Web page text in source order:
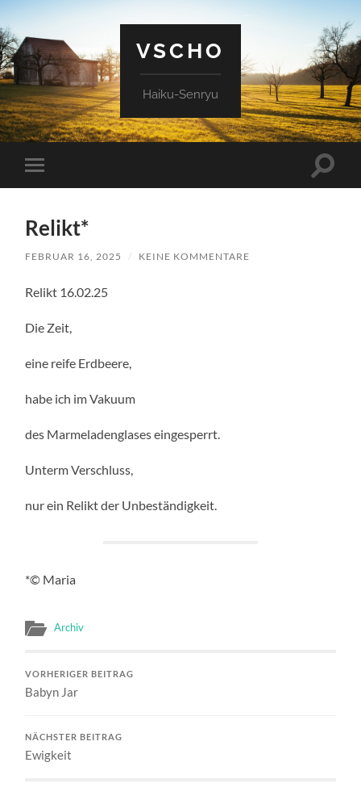
VSCHO
Haiku-Senryu
Mobile-
Menü
Relikt*
FEBRUAR 16, 2025 / KEINE KOMMENTARE
Relikt 16.02.25
Die Zeit,
eine reife Erdbeere,
habe ich im Vakuum
des Marmeladenglases eingesperrt.
Unterm Verschluss,
nur ein Relikt der Unbeständigkeit.
*© Maria
Archiv
VORHERIGER BEITRAG
Babyn Jar
NÄCHSTER BEITRAG
Ewigkeit